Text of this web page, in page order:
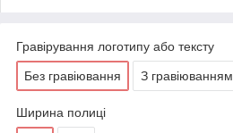
Гравірування логотипу або тексту
Без гравіювання З гравіюванням
Ширина полиці